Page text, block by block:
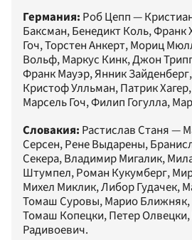
Германия: Роб Цепп —
Баксман, Бенедикт Коль, Франк
Гоч, Торстен Анкерт, Мориц
Вольф, Маркус Кинк, Джон
Франк Мауэр, Янник
Кристоф Улльман, Патрик
Марсель Гоч, Филип Гогулла,
Словакия: Растислав Станя —
Серсен, Рене Выдарены,
Секера, Владимир Мигалик,
Штумпел, Роман Кукумберг,
Михел Миклик, Либор Гудачек,
Томаш Суровы, Марио
Томаш Копецки, Петер
Радивоевич.